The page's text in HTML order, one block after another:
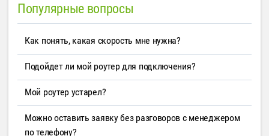
Популярные вопросы
Как понять, какая скорость мне нужна?
Подойдет ли мой роутер для подключения?
Мой роутер устарел?
Можно оставить заявку без разговоров с менеджером
по телефону?